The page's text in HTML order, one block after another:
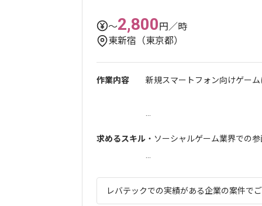
〜2,800円／時
東新宿（東京都）
作業内容 新規スマートフォン向けゲー
求めるスキル ・ソーシャルゲーム業界での
レバテックでの実績がある企業の案件で